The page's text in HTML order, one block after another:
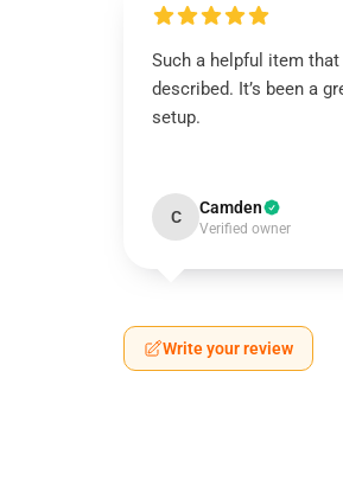
Such a helpful item
described. It’s been a
setup.
C Camden
Verified owner
Write your review